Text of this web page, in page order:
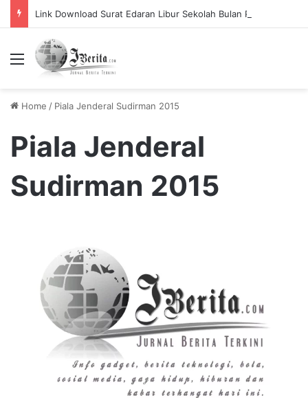
Link Download Surat Edaran Libur Sekolah Bulan Puasa
Menu
Home / Piala Jenderal Sudirman 2015
Piala Jenderal
Sudirman 2015